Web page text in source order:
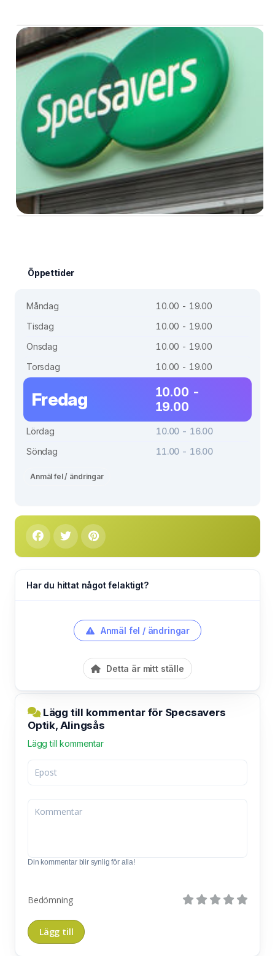
Öppettider
Måndag
10.00 - 19.00
Tisdag
10.00 - 19.00
Onsdag
10.00 - 19.00
Torsdag
10.00 - 19.00
Fredag
10.00 -
19.00
Lördag
10.00 - 16.00
Söndag
11.00 - 16.00
Anmäl fel / ändringar
Har du hittat något felaktigt?
Anmäl fel / ändringar
Detta är mitt ställe
Lägg till kommentar för Specsavers
Optik, Alingsås
Lägg till kommentar
Din kommentar blir synlig för alla!
Bedömning